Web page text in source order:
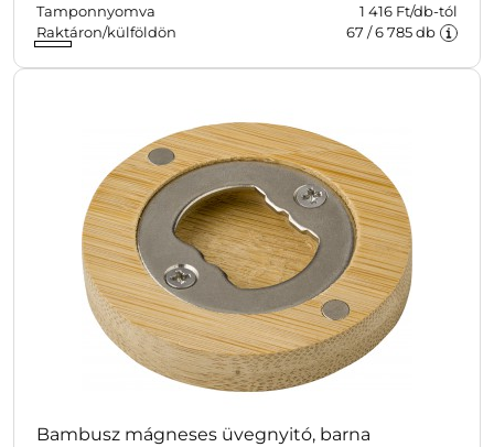
Tamponnyomva
1 416 Ft/db-tól
Raktáron/külföldön
67 /6 785db
Bambusz mágneses üvegnyitó, barna